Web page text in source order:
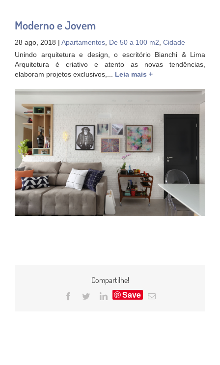
Moderno e Jovem
28 ago, 2018 | Apartamentos De 50 a 100 m2 Cidade
Unindo arquitetura e design, o escritório Bianchi & Lima
Arquitetura é criativo e atento as novas tendências,
elaboram projetos exclusivos,... Leia mais +
Compartilhe!
Facebook
TwitterLinkedIn
Save
E-